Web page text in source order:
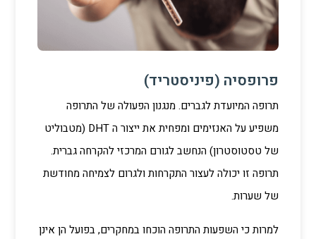
פרופסיה (פיניסטריד)
תרופה המיועדת לגברים. מנגנון הפעולה של התרופה
משפיע על האנזימים ומפחית את ייצור ה DHT (מטבוליט
של טסטוסטרון) הנחשב לגורם המרכזי להקרחה גברית.
תרופה זו יכולה לעצור התקרחות ולגרום לצמיחה מחודשת
של שערות.
למרות כי השפעות התרופה הוכחו במחקרים, בפועל הן אינן